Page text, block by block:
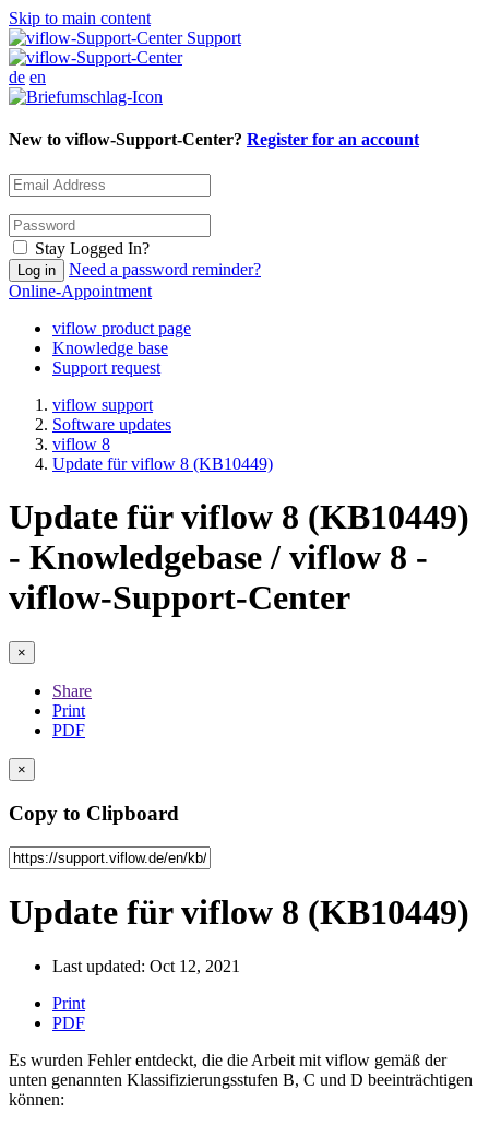
Skip to main content
Support
de en
New to viflow-Support-Center? Register for an account
Stay Logged In?
Need a password reminder?
Online-Appointment
viflow product page
Knowledge base
Support request
viflow support
Software updates
viflow 8
Update für viflow 8 (KB10449)
Update für viflow 8 (KB10449)
- Knowledgebase / viflow 8 -
viflow-Support-Center
×
Share
Print
PDF
×
Copy to Clipboard
Update für viflow 8 (KB10449)
Last updated: Oct 12, 2021
Print
PDF
Es wurden Fehler entdeckt, die die Arbeit mit viflow gemäß der
unten genannten Klassifizierungsstufen B, C und D beeinträchtigen
können: